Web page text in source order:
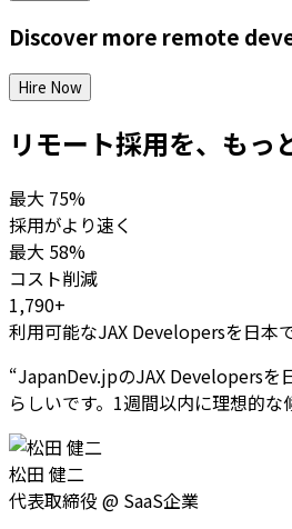
Discover more remote
Hire Now
リモート採用を、もっ
最大 75%
採用がより速く
最大 58%
コスト削減
1,790+
利用可能なJAX Developersを日本
“JapanDev.jpのJAX Developersを
らしいです。1週間以内に理想的な
松田 健二
代表取締役 @ SaaS企業